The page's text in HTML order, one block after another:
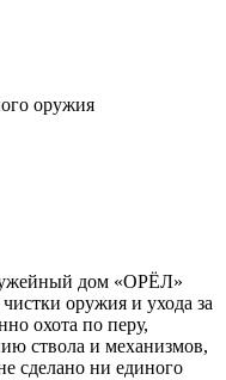
оружия
дом «ОРЁЛ»
оружия и ухода за
охота по перу,
ствола и механизмов,
сделано ни единого